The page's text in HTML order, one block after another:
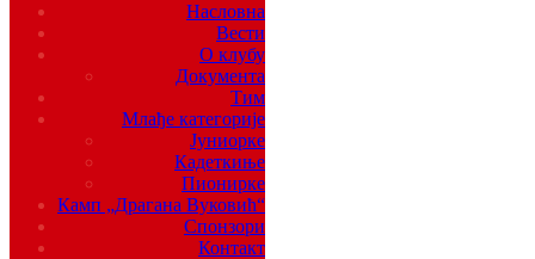
Насловна
Вести
О клубу
Документа
Тим
Млађе категорије
Јуниорке
Кадеткиње
Пионирке
Камп „Драгана Вуковић“
Спонзори
Контакт